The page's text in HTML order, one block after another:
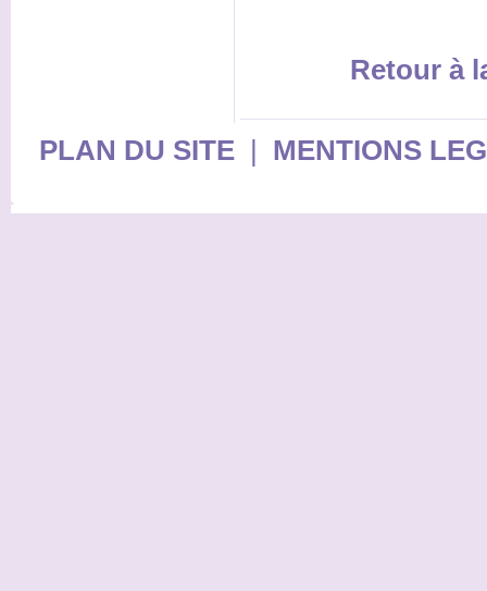
Retour à
PLAN DU SITE| MENTIONS